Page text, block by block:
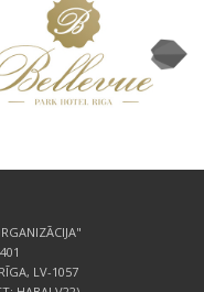
LV-1057